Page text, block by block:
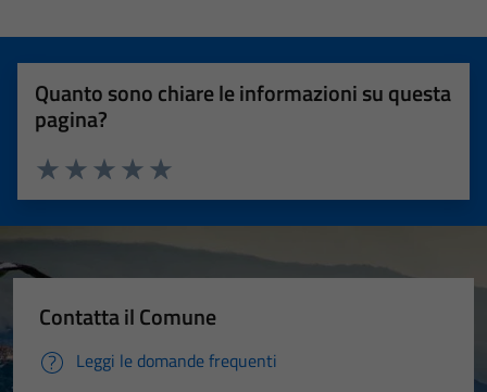
Quanto sono chiare le informazioni su questa
pagina?
Valuta 5 stelle su 5
Valuta 4 stelle su 5
Valuta 3 stelle su 5
Valuta 2 stelle su 5
Valuta 1 stelle su 5
Contatta il Comune
Leggi le domande frequenti